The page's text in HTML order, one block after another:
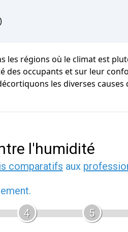
régions où le climat est
occupants et sur leur
les diverses causes
l'humidité
comparatifs aux
4 5